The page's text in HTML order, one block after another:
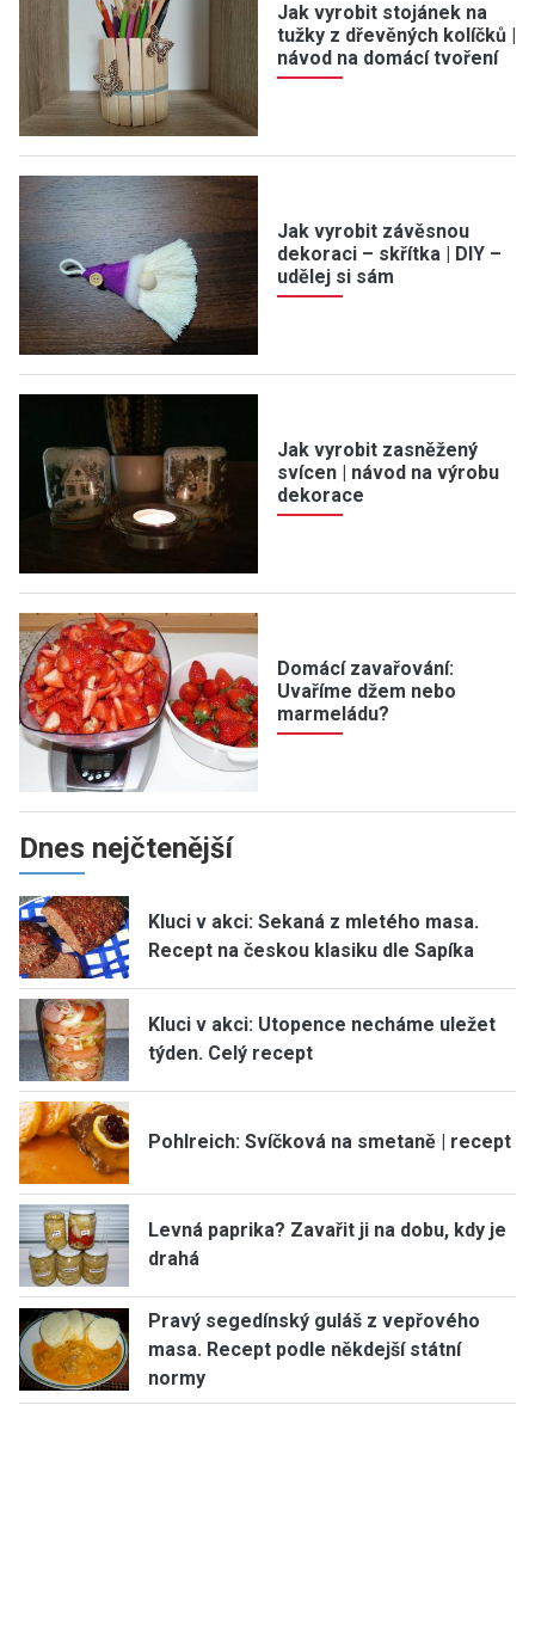
Jak vyrobit stojánek na
tužky z dřevěných kolíčků |
návod na domácí tvoření
Jak vyrobit závěsnou
dekoraci – skřítka | DIY –
udělej si sám
Jak vyrobit zasněžený
svícen | návod na výrobu
dekorace
Domácí zavařování:
Uvaříme džem nebo
marmeládu?
Dnes nejčtenější
Kluci v akci: Sekaná z mletého masa.
Recept na českou klasiku dle Sapíka
Kluci v akci: Utopence necháme uležet
týden. Celý recept
Pohlreich: Svíčková na smetaně | recept
Levná paprika? Zavařit ji na dobu, kdy je
drahá
Pravý segedínský guláš z vepřového
masa. Recept podle někdejší státní
normy